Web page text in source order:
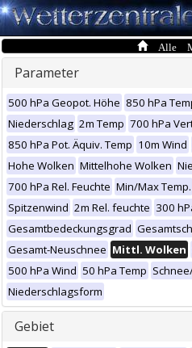
Alle
Parameter
500 hPa Geopot. Höhe 850 hPa
Niederschlag 2m Temp 700 hPa
850 hPa Pot. Äquiv. Temp 10m Wind
Hohe Wolken Mittelhohe Wolken
700 hPa Rel. Feuchte Min/Max Temp.
Spitzenwind 2m Rel. feuchte 300
Gesamtbedeckungsgrad
Gesamt-Neuschnee Mittl. Wolken
500 hPa Wind 50 hPa Temp
Niederschlagsform
Gebiet